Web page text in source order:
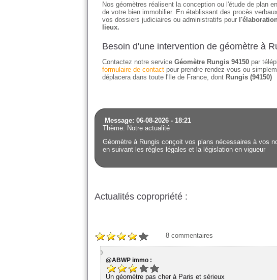
Nos géomètres réalisent la conception ou l'étude de plan
de votre bien immobilier. En établissant des procès
vos dossiers judiciaires ou administratifs pour
lieux.
Besoin d'une intervention de géomètre à
Contactez notre service Géomètre Rungis 94150 par
formulaire de contact pour prendre rendez-vous ou
déplacera dans toute l'Ile de France, dont Rungis (94150)
Message: 06-08-2026 - 18:21
Thème: Notre actualité
Géomètre à Rungis conçoit vos plans nécessaires à vos
en suivant les règles légales et la législation en vigueur
Actualités copropriété :
8 commentaires
@ABWP immo :
Un géomètre pas cher à Paris et sérieux